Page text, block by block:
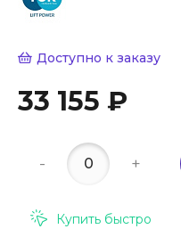
Доступно к заказу
33 155 ₽
- +
Купить быстро